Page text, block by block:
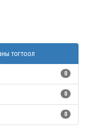
тогтоол
0
0
0